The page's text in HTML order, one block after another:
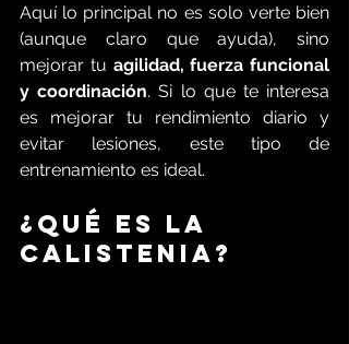
Aquí lo principal no es solo verte bien
(aunque claro que ayuda), sino
mejorar tu agilidad, fuerza funcional
y coordinación. Si lo que te interesa
es mejorar tu rendimiento diario y
evitar lesiones, este tipo de
entrenamiento es ideal.
¿Qué es la
calistenia?